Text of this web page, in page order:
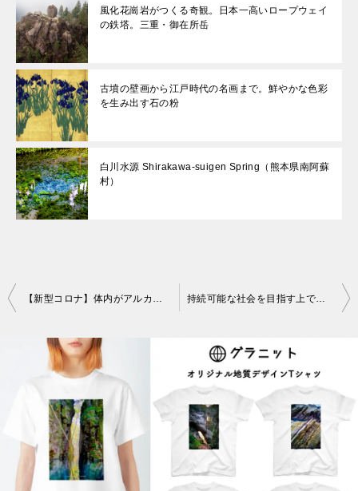
風化花崗岩がつくる奇観。日本一高いロープウェイ
の鉄塔。三重・御在所岳
古墳の壁画から江戸時代の名画まで。鮮やかな色彩
を生み出す石の粉
白川水源 Shirakawa-suigen Spring（熊本県南阿蘇
村）
投
ョ
【新型コロナ】体内がアルカリ性だと重症化しない。pHと感染力の関係 持続可能な社会を目指す上で、子どもの理科離れが大問題になる理由